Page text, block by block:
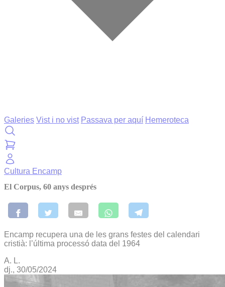
Galeries Vist i no vist Passava per aquí Hemeroteca
Cultura Encamp
El Corpus, 60 anys després
Encamp recupera una de les grans festes del calendari
cristià: l’última processó data del 1964
A. L.
dj., 30/05/2024